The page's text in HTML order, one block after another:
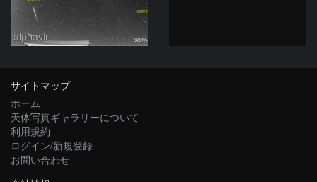
alphavir
サイトマップ
ホーム
天体写真ギャラリーについて
利用規約
ログイン/新規登録
お問い合わせ